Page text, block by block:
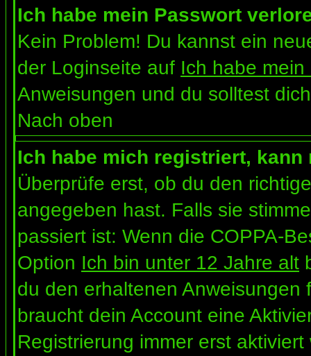
Ich habe mein Passwort
Kein Problem! Du kannst ein
der Loginseite auf Ich habe
Anweisungen und du solltest
Nach oben
Ich habe mich registriert,
Überprüfe erst, ob du den
angegeben hast. Falls sie
passiert ist: Wenn die COPPA-
Option Ich bin unter 12 Jahre alt
du den erhaltenen
braucht dein Account eine
Registrierung immer erst